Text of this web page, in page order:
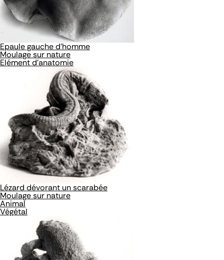
Epaule gauche d'homme
Moulage sur nature
Elément d'anatomie
Lézard dévorant un scarabée
Moulage sur nature
Animal
Végétal